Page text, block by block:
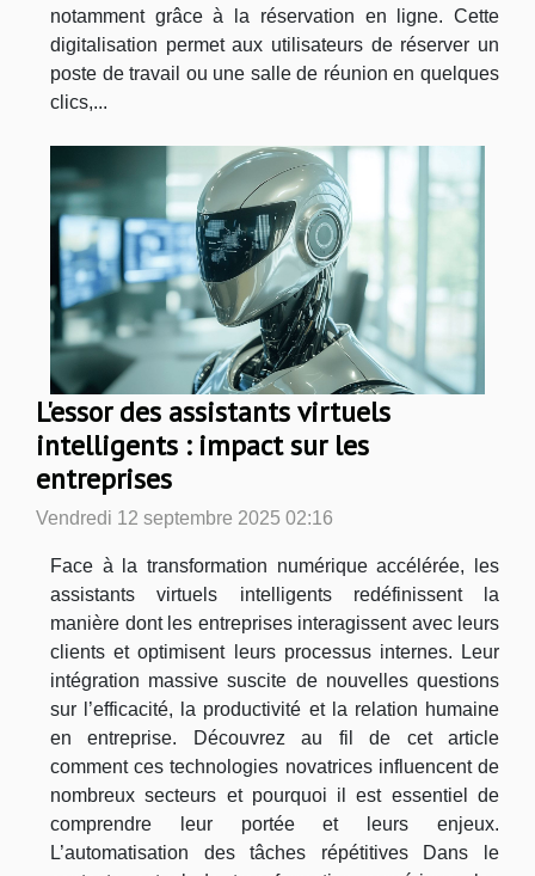
notamment grâce à la réservation en ligne. Cette
digitalisation permet aux utilisateurs de réserver un
poste de travail ou une salle de réunion en quelques
clics,...
L'essor des assistants virtuels
intelligents : impact sur les
entreprises
Vendredi 12 septembre 2025 02:16
Face à la transformation numérique accélérée, les
assistants virtuels intelligents redéfinissent la
manière dont les entreprises interagissent avec leurs
clients et optimisent leurs processus internes. Leur
intégration massive suscite de nouvelles questions
sur l’efficacité, la productivité et la relation humaine
en entreprise. Découvrez au fil de cet article
comment ces technologies novatrices influencent de
nombreux secteurs et pourquoi il est essentiel de
comprendre leur portée et leurs enjeux.
L’automatisation des tâches répétitives Dans le